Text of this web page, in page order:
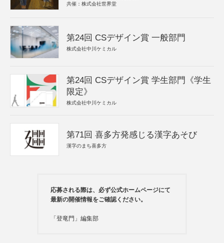
共催：株式会社世界堂
第24回 CSデザイン賞 一般部門
株式会社中川ケミカル
第24回 CSデザイン賞 学生部門《学生
限定》
株式会社中川ケミカル
第71回 喜多方発感じる漢字あそび
漢字のまち喜多方
応募される際は、必ず公式ホームページにて
最新の開催情報をご確認ください。
「登竜門」編集部